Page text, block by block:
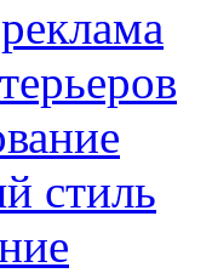
стиль